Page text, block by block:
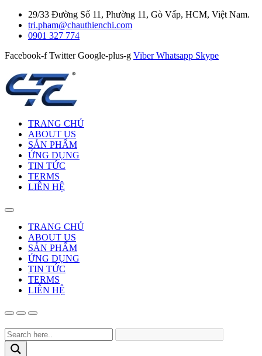
29/33 Đường Số 11, Phường 11, Gò Vấp, HCM, Việt Nam.
tri.pham@chauthienchi.com
0901 327 774
Facebook-f Twitter Google-plus-g Viber Whatsapp Skype
TRANG CHỦ
ABOUT US
SẢN PHẨM
ỨNG DỤNG
TIN TỨC
TERMS
LIÊN HỆ
TRANG CHỦ
ABOUT US
SẢN PHẨM
ỨNG DỤNG
TIN TỨC
TERMS
LIÊN HỆ